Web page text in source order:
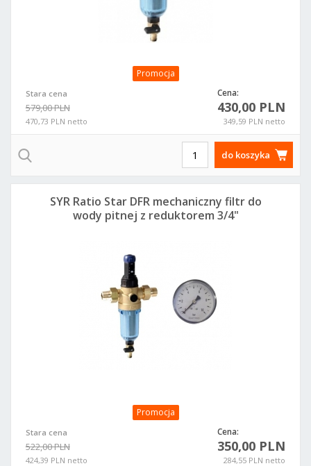
Promocja
Stara cena
579,00 PLN
470,73 PLN netto
Cena:
430,00 PLN
349,59 PLN netto
do koszyka
Promocja
Stara cena
522,00 PLN
424,39 PLN netto
Cena:
350,00 PLN
284,55 PLN netto
SYR Ratio Star DFR mechaniczny filtr do
wody pitnej z reduktorem 3/4"